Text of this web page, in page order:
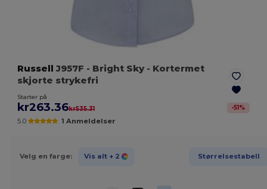
Russell J957F - Bright Sky- Kortermet
skjorte strykefri
Starter på
kr263.36kr535.31 -51 %
5.0 1 Anmeldelser
Velg en farge: Vis alt + 2 Størrelsestabell